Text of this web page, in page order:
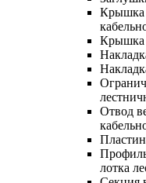
Крышка
Крышка
Отвод
лотка